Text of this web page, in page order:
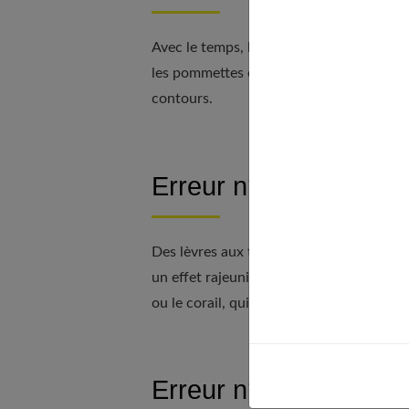
Avec le temps, le teint peut perdre de
les pommettes et estompé vers les
contours.
Erreur n°8 : Choisir
Des lèvres aux teintes sombres peuvent
un effet rajeunissant et dynamique,
ou le corail, qui apportent une touche
Erreur n°9 : Épiler